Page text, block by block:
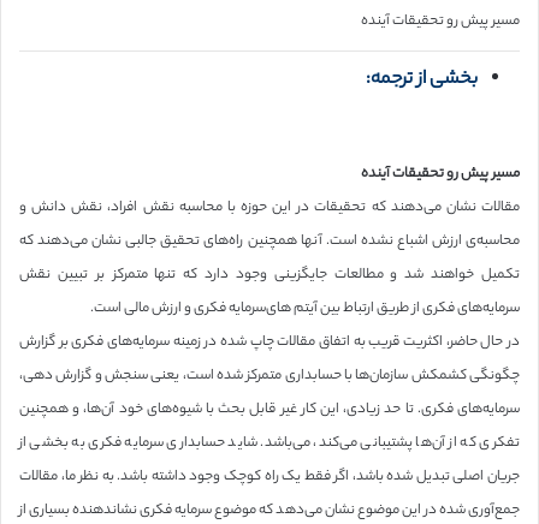
مسیر پیش رو تحقیقات آینده
بخشی از ترجمه:
مسیر پیش رو تحقیقات آینده
مقالات نشان می‌دهند که تحقیقات در این حوزه با محاسبه نقش افراد، نقش دانش و
محاسبه‌ی‌ ارزش اشباع نشده است. آنها همچنین راه‌های تحقیق جالبی نشان می‌دهند که
تکمیل خواهند شد و مطالعات جایگزینی وجود دارد که تنها متمرکز بر تبیین نقش
سرمایه‌های فکری از طریق ارتباط بین آیتم های‌سرمایه فکری و ارزش مالی است.
در حال حاضر، اکثریت قریب به اتفاق مقالات چاپ شده در زمینه سرمایه‌های فکری بر گزارش
چگونگی کشمکش سازمان‌ها با حسابداری متمرکز شده است، یعنی سنجش و گزارش دهی،
سرمایه‌های فکری. تا حد زیادی، این کار غیر قابل بحث با شیوه‌های خود آن‌ها، و همچنین
تفکری که از آ‌ن‌ها پشتیبانی می‌کند، می‌باشد. شاید حسابداری سرمایه فکری به بخشی از
جریان اصلی تبدیل شده باشد، اگر فقط یک راه کوچک وجود داشته باشد. به نظر ما، مقالات
جمع‌آوری شده در این موضوع نشان می‌دهد که موضوع سرمایه فکری نشاندهنده بسیاری از